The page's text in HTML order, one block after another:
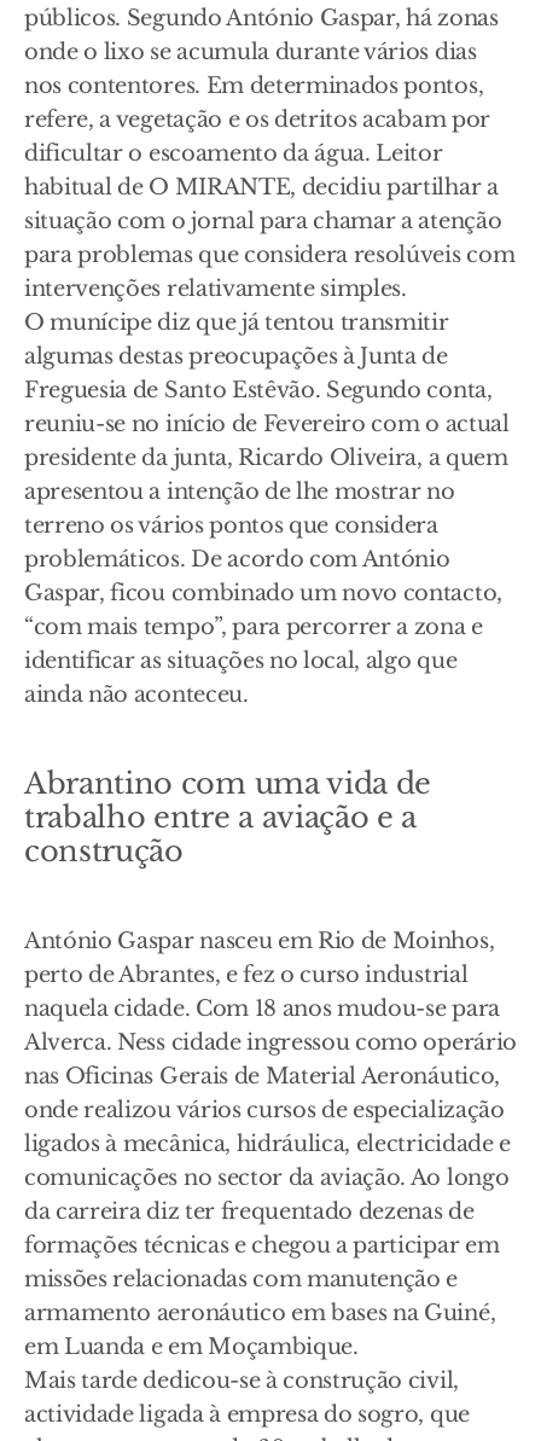
públicos. Segundo António Gaspar, há zonas
onde o lixo se acumula durante vários dias
nos contentores. Em determinados pontos,
refere, a vegetação e os detritos acabam por
dificultar o escoamento da água. Leitor
habitual de O MIRANTE, decidiu partilhar a
situação com o jornal para chamar a atenção
para problemas que considera resolúveis com
intervenções relativamente simples.
O munícipe diz que já tentou transmitir
algumas destas preocupações à Junta de
Freguesia de Santo Estêvão. Segundo conta,
reuniu-se no início de Fevereiro com o actual
presidente da junta, Ricardo Oliveira, a quem
apresentou a intenção de lhe mostrar no
terreno os vários pontos que considera
problemáticos. De acordo com António
Gaspar, ficou combinado um novo contacto,
“com mais tempo”, para percorrer a zona e
identificar as situações no local, algo que
ainda não aconteceu.
Abrantino com uma vida de
trabalho entre a aviação e a
construção
António Gaspar nasceu em Rio de Moinhos,
perto de Abrantes, e fez o curso industrial
naquela cidade. Com 18 anos mudou-se para
Alverca. Ness cidade ingressou como operário
nas Oficinas Gerais de Material Aeronáutico,
onde realizou vários cursos de especialização
ligados à mecânica, hidráulica, electricidade e
comunicações no sector da aviação. Ao longo
da carreira diz ter frequentado dezenas de
formações técnicas e chegou a participar em
missões relacionadas com manutenção e
armamento aeronáutico em bases na Guiné,
em Luanda e em Moçambique.
Mais tarde dedicou-se à construção civil,
actividade ligada à empresa do sogro, que